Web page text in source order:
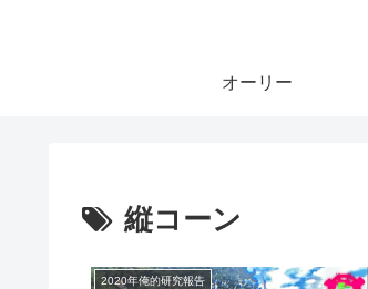
オーリー
縦コーン
2020年俺的研究報告